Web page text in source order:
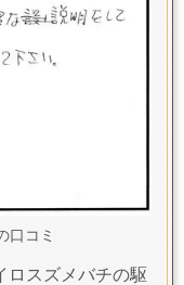
口コミ
ロスズメバチの駆